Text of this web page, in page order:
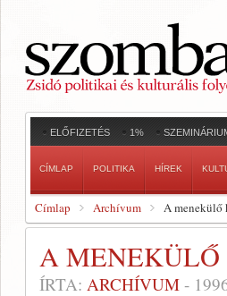
ELŐFIZETÉS 1%
CÍMLAP POLITIKA HÍREK
Címlap Archívum A menekülő
A
ÍRTA: ARCHÍVUM -